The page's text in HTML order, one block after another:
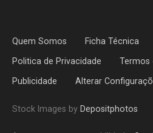
Quem Somos Ficha Técnica
Politica de Privacidade Termos
Publicidade Alterar
Stock Images by Depositphotos